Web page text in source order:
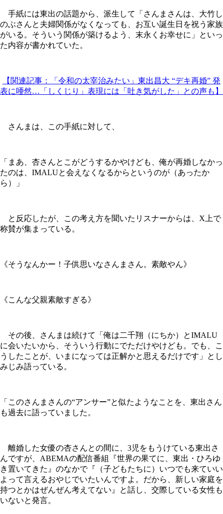
手紙には東出の話題から、派生して「さんまさんは、大竹し
のぶさんと夫婦関係がなくなっても、お互い誕生日を祝う家族
がいる。そういう関係が築けるよう、末永くお幸せに」といっ
た内容が書かれていた。
【関連記事：「令和の太宰治みたい」東出昌大 “デキ再婚” 発
表に唖然…「しくじり」表現には「吐き気がした」との声も】
さんまは、この手紙に対して、
「まあ、杏さんとこがどうするかやけども、俺が再婚しなかっ
たのは、IMALUと会えなくなるからというのが（あったか
ら）」
と反応したが、この考え方を聞いたリスナーからは、X上で
称賛が集まっている。
《そうなんかー！子供思いなさんまさん。素敵やん》
《こんな父親素敵すぎる》
その後、さんまは続けて「俺は二千翔（にちか）とIMALU
に会いたいから、そういう行動にでただけやけども。でも、こ
うしたことが、いまになっては正解かと思えるだけです」とし
みじみ語っている。
「このさんまさんの“アンサー”と似たようなことを、東出さん
も過去に語っていました。
離婚した女優の杏さんとの間に、3児をもうけている東出さ
んですが、ABEMAの配信番組『世界の果てに、東出・ひろゆ
き置いてきた』のなかで『（子どもたちに）いつでも来ていい
よって言えるおやじでいたいんですよ。だから、新しい家庭を
持つとかはぜんぜん考えてない』と話し、交際している女性も
いないと発言。